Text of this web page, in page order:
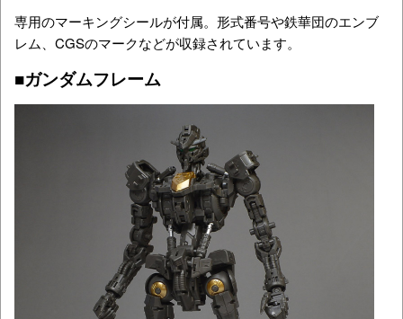
専用のマーキングシールが付属。形式番号や鉄華団のエンブ
レム、CGSのマークなどが収録されています。
■ガンダムフレーム